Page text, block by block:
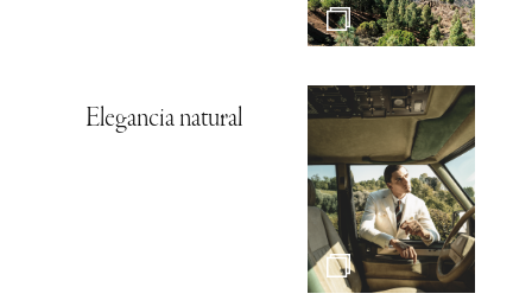
Elegancia natural